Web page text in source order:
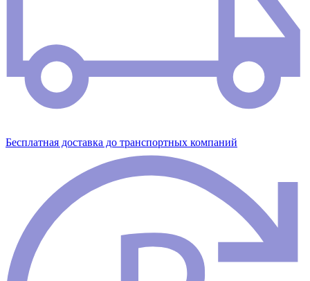
Бесплатная доставка до транспортных компаний